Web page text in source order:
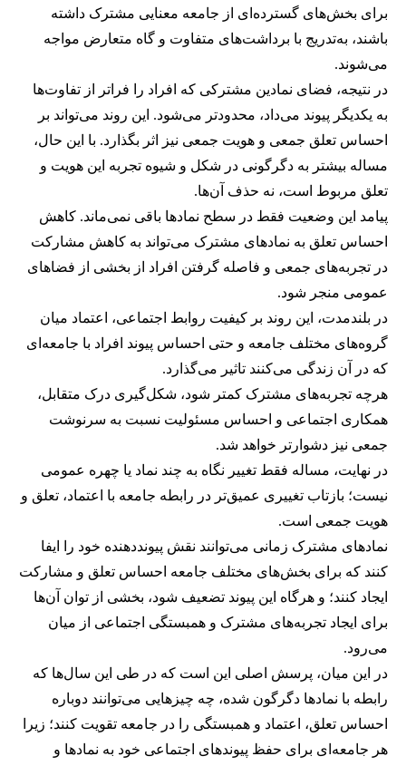
برای بخش‌های گسترده‌ای از جامعه معنایی مشترک داشته
باشند، به‌تدریج با برداشت‌های متفاوت و گاه متعارض مواجه
می‌شوند.
در نتیجه، فضای نمادین مشترکی که افراد را فراتر از تفاوت‌ها
به یکدیگر پیوند می‌داد، محدودتر می‌شود. این روند می‌تواند بر
احساس تعلق جمعی و هویت جمعی نیز اثر بگذارد. با این حال،
مساله بیشتر به دگرگونی در شکل و شیوه تجربه این هویت و
تعلق مربوط است، نه حذف آن‌ها.
پیامد این وضعیت فقط در سطح نمادها باقی نمی‌ماند. کاهش
احساس تعلق به نمادهای مشترک می‌تواند به کاهش مشارکت
در تجربه‌های جمعی و فاصله گرفتن افراد از بخشی از فضاهای
عمومی منجر شود.
در بلندمدت، این روند بر کیفیت روابط اجتماعی، اعتماد میان
گروه‌های مختلف جامعه و حتی احساس پیوند افراد با جامعه‌ای
که در آن زندگی می‌کنند تاثیر می‌گذارد.
هرچه تجربه‌های مشترک کمتر شود، شکل‌گیری درک متقابل،
همکاری اجتماعی و احساس مسئولیت نسبت به سرنوشت
جمعی نیز دشوارتر خواهد شد.
در نهایت، مساله فقط تغییر نگاه به چند نماد یا چهره عمومی
نیست؛ بازتاب تغییری عمیق‌تر در رابطه جامعه با اعتماد، تعلق و
هویت جمعی است.
نمادهای مشترک زمانی می‌توانند نقش پیونددهنده خود را ایفا
کنند که برای بخش‌های مختلف جامعه احساس تعلق و مشارکت
ایجاد کنند؛ و هرگاه این پیوند تضعیف شود، بخشی از توان آن‌ها
برای ایجاد تجربه‌های مشترک و همبستگی اجتماعی از میان
می‌رود.
در این میان، پرسش اصلی این است که در طی این سال‌ها که
رابطه با نمادها دگرگون شده، چه چیزهایی می‌توانند دوباره
احساس تعلق، اعتماد و همبستگی را در جامعه تقویت کنند؛ زیرا
هر جامعه‌ای برای حفظ پیوندهای اجتماعی خود به نمادها و